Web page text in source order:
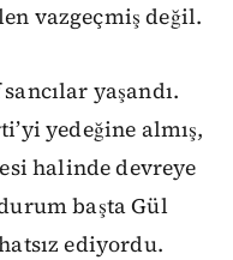
vazgeçmiş değil.
yaşandı.
yedeğine almış,
halinde devreye
başta Gül
ediyordu.